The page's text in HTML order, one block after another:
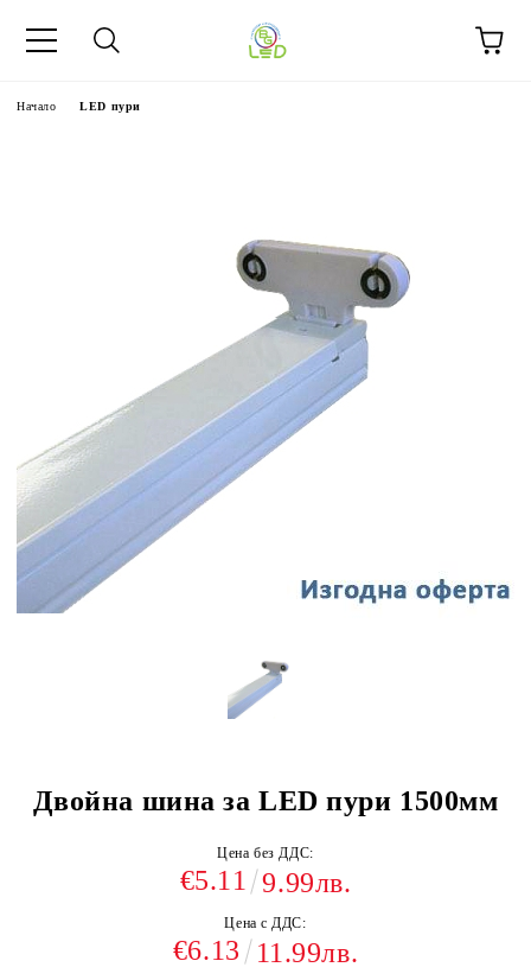
Начало LED пури
Двойна шина за LED пури 1500мм
Цена без ДДС:
€5.11 9.99лв.
Цена с ДДС:
€6.13 11.99лв.